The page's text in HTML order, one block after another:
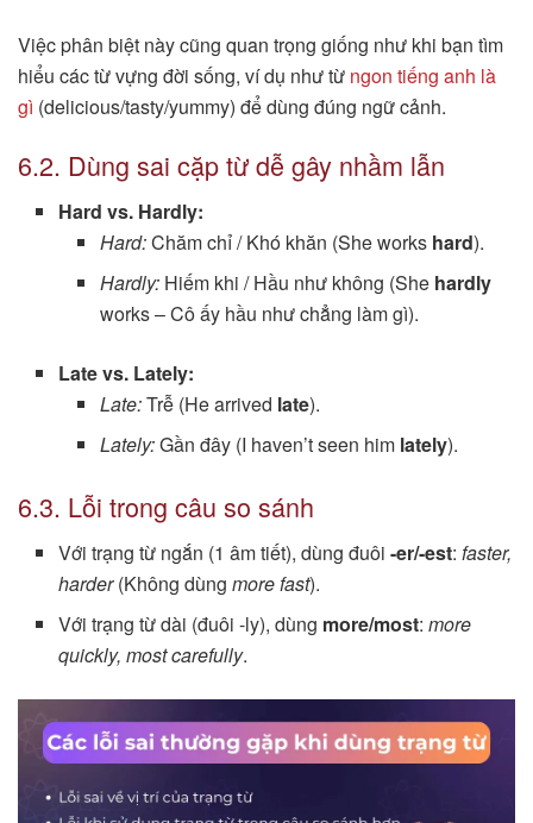
Việc phân biệt này cũng quan trọng giống như khi bạn tìm
hiểu các từ vựng đời sống, ví dụ như từ ngon tiếng anh là
gì (delicious/tasty/yummy) để dùng đúng ngữ cảnh.
6.2. Dùng sai cặp từ dễ gây nhầm lẫn
Hard vs. Hardly:
Hard:Chăm chỉ / Khó khăn (She works hard).
Hardly:Hiếm khi / Hầu như không (She hardly
works – Cô ấy hầu như chẳng làm gì).
Late vs. Lately:
Late:Trễ (He arrived late).
Lately:Gần đây (I haven’t seen him lately).
6.3. Lỗi trong câu so sánh
Với trạng từ ngắn (1 âm tiết), dùng đuôi-er/-est:faster,
harder(Không dùngmore fast).
Với trạng từ dài (đuôi -ly), dùng more/most:more
quickly, most carefully.